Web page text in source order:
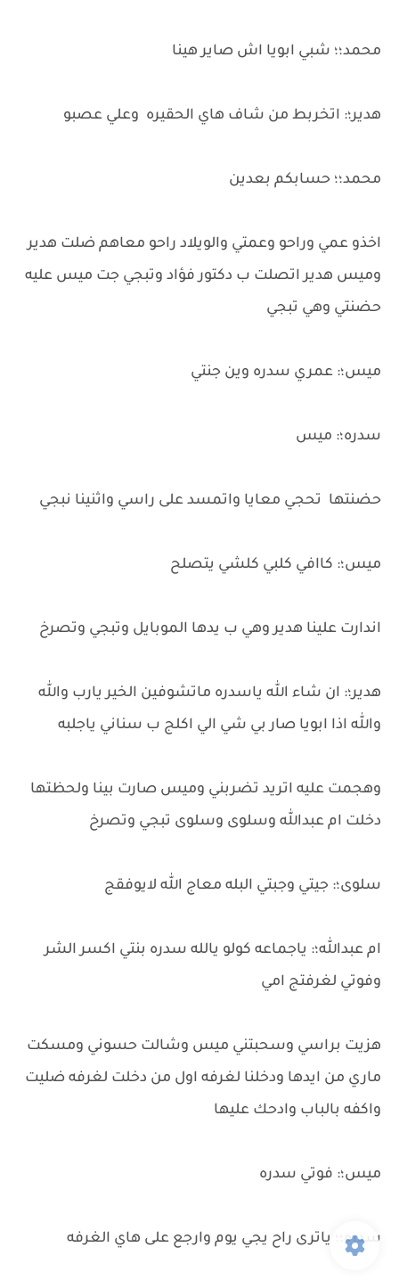
محمد؛؛ شبي ابويا اش صاير هينا
هدير؛: اتخربط من شاف هاي الحقيره وعلي عصبو
محمد؛؛ حسابكم بعدين
اخذو عمي وراحو وعمتي والويلاد راحو معاهم ضلت هدير
وميس هدير اتصلت ب دكتور فؤاد وتبجي جت ميس عليه
حضنتي وهي تبجي
ميس؛: عمري سدره وين جنتي
سدره؛: ميس
حضنتها تحجي معايا واتمسد على راسي واثنينا نبجي
ميس؛: كاافي كلبي كلشي يتصلح
اندارت علينا هدير وهي ب يدها الموبايل وتبجي وتصرخ
هدير؛: ان شاء الله ياسدره ماتشوفين الخير يارب والله
والله اذا ابويا صار بي شي الي اكلج ب سناني ياجلبه
وهجمت عليه اتريد تضربني وميس صارت بينا ولحظتها
دخلت ام عبدالله وسلوى وسلوى تبجي وتصرخ
سلوى؛: جيتي وجبتي البله معاج الله لايوفقج
ام عبدالله؛: ياجماعه كولو يالله سدره بنتي اكسر الشر
وفوتي لغرفتج امي
هزيت براسي وسحبتني ميس وشالت حسوني ومسكت
ماري من ايدها ودخلنا لغرفه اول من دخلت لغرفه ضليت
واكفه بالباب وادحك عليها
ميس؛: فوتي سدره
سدره؛؛ ياترى راح يجي يوم وارجع على هاي الغرفه